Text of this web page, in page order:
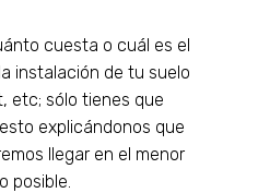
cuesta o cuál es el
instalación de tu suelo
etc; sólo tienes que
explicándonos que
llegar en el menor
posible.